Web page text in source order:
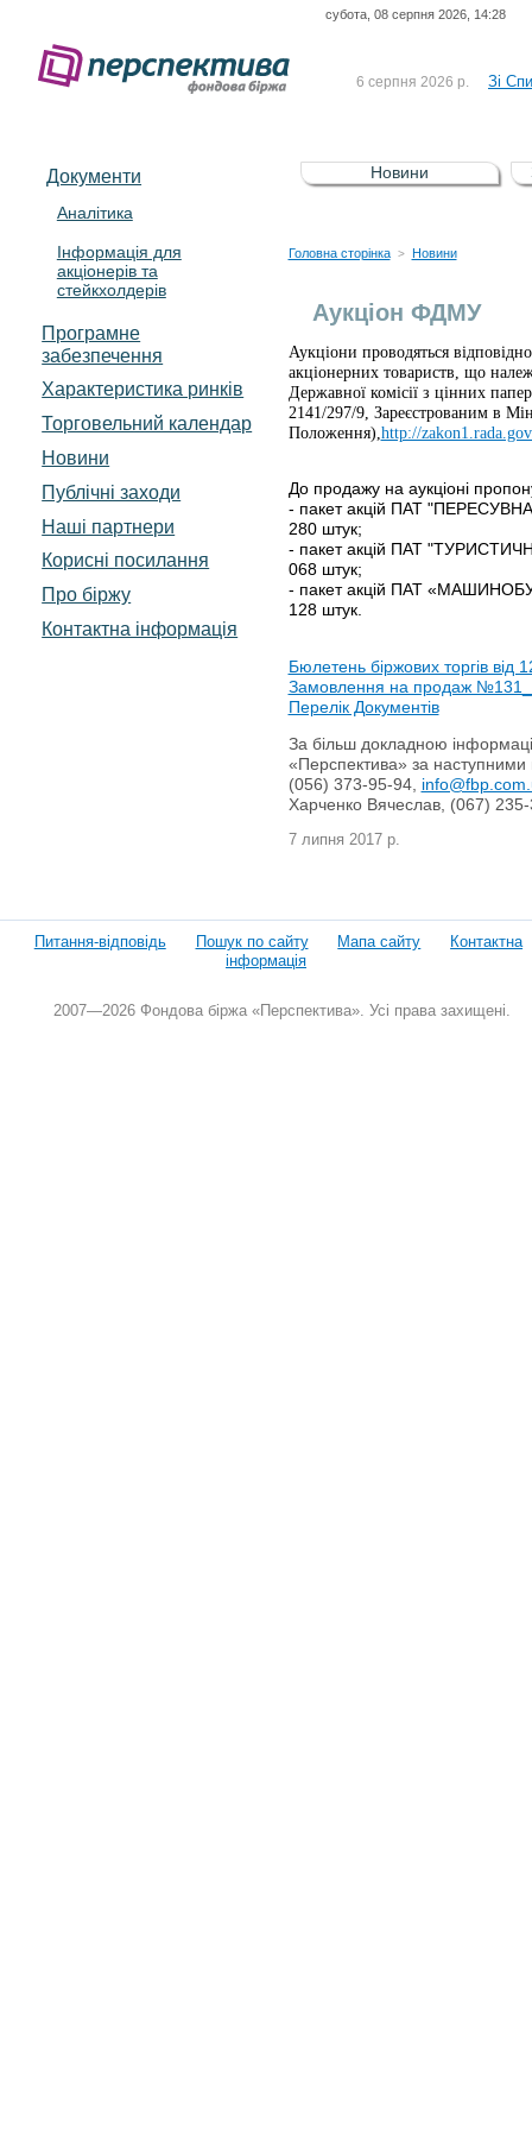
субота, 08 серпня 2026, 14:28
6 серпня 2026 р. Зі
5 серпня 2026 р.
Зі
UA4000232607)
4 серпня 2026 р.
Документи
Аналітика
Інформація для
акціонерів та
стейкхолдерів
Програмне
забезпечення
Характеристика pинків
Торговельний календар
Новини
Публічні заходи
Наші партнери
Корисні посилання
Про біржу
Контактна інформація
Новини
Головна сторінка > Новини
Аукціон ФДМУ
Аукціони проводяться
акціонерних товариств, що
Державної комісії з цінних
2141/297/9, Зареєстрованим в
Положення), http://
До продажу на аукціоні
- пакет акцій ПАТ
280 штук;
- пакет акцій ПАТ
068 штук;
- пакет акцій ПАТ
128 штук.
Бюлетень біржових торгів від
Замовлення на продаж
Перелік Документів
За більш докладною
«Перспектива» за наступними
(056) 373-95-94,
Харченко Вячеслав, (067)
7 липня 2017 р.
Питання-відповідь Пошук по сайту Мапа сайту
Контактна
інформація
2007—2026 Фондова біржа «Перспектива». Усі права захищені.